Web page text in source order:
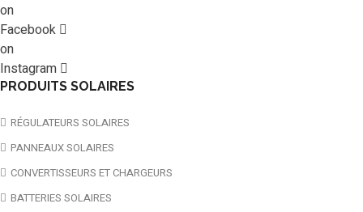
on
Facebook
on
Instagram
PRODUITS SOLAIRES
RÉGULATEURS SOLAIRES
PANNEAUX SOLAIRES
CONVERTISSEURS ET CHARGEURS
BATTERIES SOLAIRES